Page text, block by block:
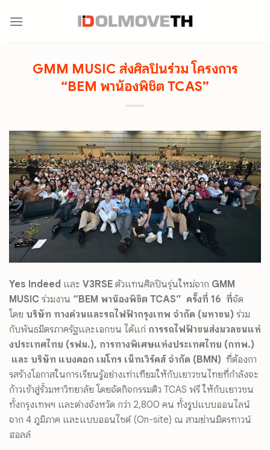
GMM MUSIC ส่งศิลปินร่วม โครงการ
“BEM พาน้องพิชิต TCAS”
Yes Indeed และ V3RSE ตัวแทนศิลปินรุ่นใหม่จาก GMM
MUSIC ร่วมงาน “BEM พาน้องพิชิต TCAS” ครั้งที่ 16 ที่จัด
โดย บริษัท ทางด่วนและรถไฟฟ้ากรุงเทพ จำกัด (มหาชน) ร่วม
กับพันธมิตรภาครัฐและเอกชน ได้แก่ การรถไฟฟ้าขนส่งมวลชนแห่
งประเทศไทย (รฟม.), การทางพิเศษแห่งประเทศไทย (กทพ.)
และ บริษัท แบงคอก เมโทร เน็ทเวิร์คส์ จำกัด (BMN) ที่ต้องกา
รสร้างโอกาสในการเรียนรู้อย่างเท่าเทียมให้กับเยาวชนไทยที่กำลังจะ
ก้าวเข้าสู่รั้วมหาวิทยาลัย โดยจัดกิจกรรมติว TCAS ฟรี ให้กับเยาวชน
ทั้งกรุงเทพฯ และต่างจังหวัด กว่า 2,800 คน ทั้งรูปแบบออนไลน์
จาก 4 ภูมิภาค และแบบออนไซต์ (On-site) ณ สามย่านมิตรทาวน์
ฮอลล์